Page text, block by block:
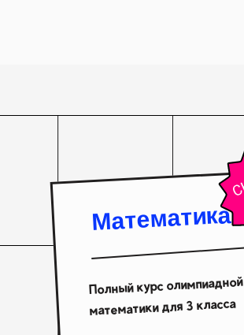
Полный курс олимпиадной
математики для 3 класса
Математика